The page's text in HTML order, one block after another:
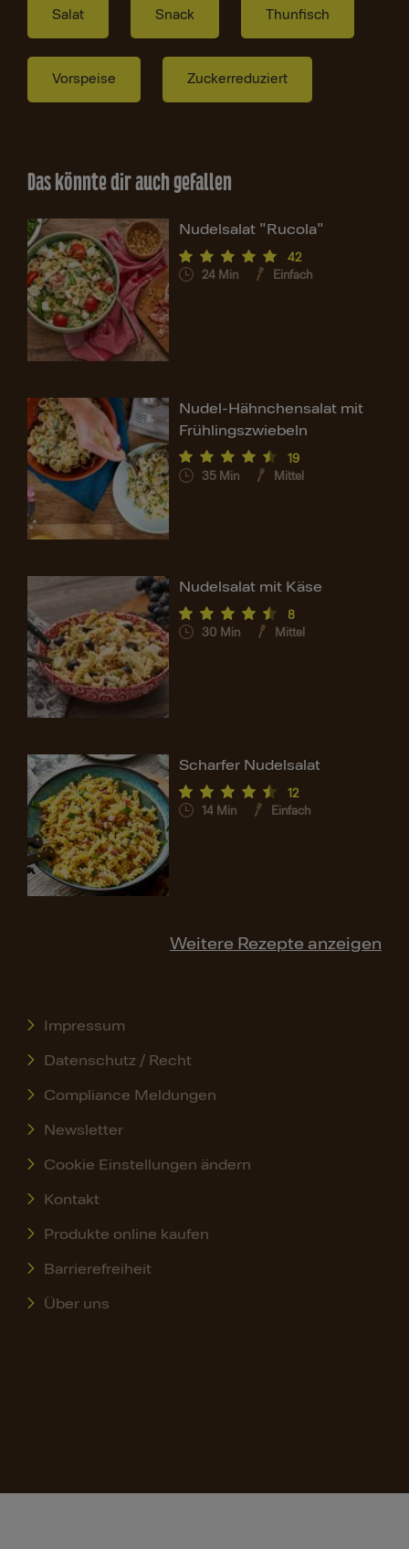
Salat Snack Thunfisch
Vorspeise Zuckerreduziert
Das könnte dir auch gefallen
Nudelsalat "Rucola"
42
24 Min Einfach
Nudel-Hähnchensalat mit
Frühlingszwiebeln
19
35 Min Mittel
Nudelsalat mit Käse
8
30 Min Mittel
Scharfer Nudelsalat
12
14 Min Einfach
Weitere Rezepte anzeigen
Impressum
Datenschutz / Recht
Compliance Meldungen
Newsletter
Cookie Einstellungen ändern
Kontakt
Produkte online kaufen
Barrierefreiheit
Über uns